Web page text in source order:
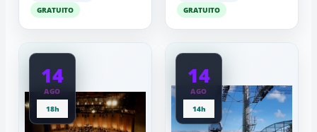
GRATUITO
GRATUITO
14
AGO
18h
14
AGO
14h